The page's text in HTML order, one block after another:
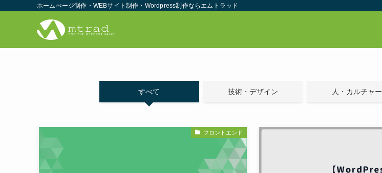
ホームぺージ制作・WEBサイト制作・Wordpress制作ならエムトラッド
すべて 技術・デザイン 人・カルチャー
フロントエンド